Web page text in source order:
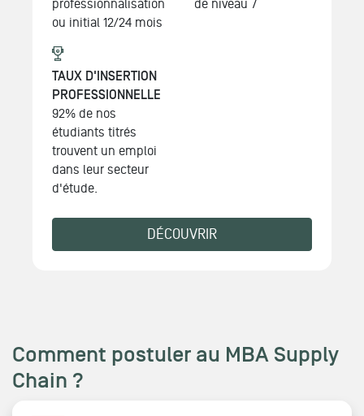
professionnalisation
ou initial 12/24 mois
de niveau 7
TAUX D'INSERTION
PROFESSIONNELLE
92% de nos
étudiants titrés
trouvent un emploi
dans leur secteur
d'étude.
DÉCOUVRIR
Comment postuler au MBA Supply
Chain ?